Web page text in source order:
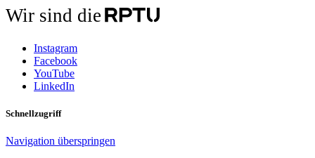
Wir sind die
Instagram
Facebook
YouTube
LinkedIn
Schnellzugriff
Navigation überspringen